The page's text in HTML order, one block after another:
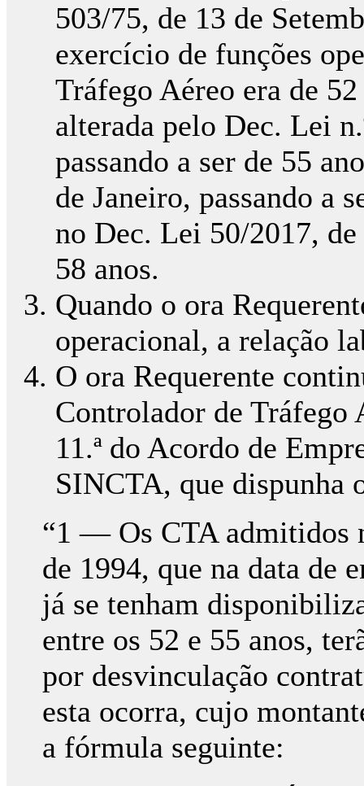
503/75, de 13 de
exercício de funções
Tráfego Aéreo era de
alterada pelo Dec. Lei
passando a ser de 55
de Janeiro, passando a
no Dec. Lei 50/2017,
58 anos.
Quando o ora
operacional, a relação
O ora Requerente
Controlador de Tráfego
11.ª do Acordo de
SINCTA, que dispunha
“1 — Os CTA admitidos
de 1994, que na data de
já se tenham
entre os 52 e 55 anos,
por desvinculação
esta ocorra, cujo
a fórmula seguinte: